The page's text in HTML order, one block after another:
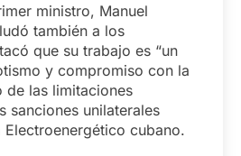
ministro, Manuel
también a los
que su trabajo es “un
y compromiso con la
de las limitaciones
sanciones unilaterales
Electroenergético cubano.